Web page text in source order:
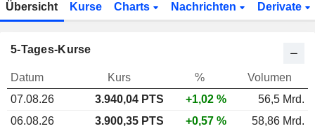
Übersicht Kurse Charts Nachrichten Derivate
5-Tages-Kurse
Datum Kurs %
Volumen
07.08.26
3.940,04 PTS +1,02 %
56,5 Mrd.
06.08.26
3.900,35 PTS +0,57 %
58,86 Mrd.